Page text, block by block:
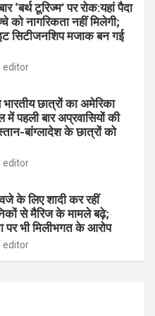
‘बर्थ टूरिज्म’ पर रोक:यहां पैदा
को नागरिकता नहीं मिलेगी;
सिटीजनशिप मजाक बन गई
editor
छात्रों का अमेरिका
पहली बार अप्रवासियों की
बांग्लादेश के छात्रों को
editor
के लिए शादी कर रहीं
से मैरिज के मामले बढ़े;
भी मिलीभगत के आरोप
editor